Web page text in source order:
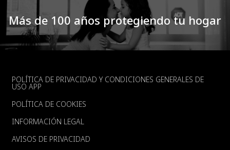
Más de 100 años protegiendo tu hogar
FOOTER
POLÍTICA DE PRIVACIDAD Y CONDICIONES GENERALES DE
USO APP
POLÍTICA DE COOKIES
INFORMACIÓN LEGAL
AVISOS DE PRIVACIDAD